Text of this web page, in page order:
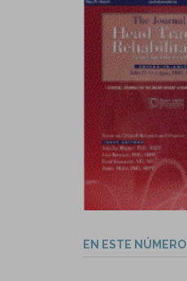
EN ESTE NÚMERO